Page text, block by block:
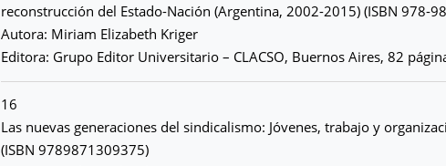
reconstrucción del Estado-Nación (Argentina, 2002-2015) (ISBN 978-
Autora: Miriam Elizabeth Kriger
Editora: Grupo Editor Universitario – CLACSO, Buernos Aires, 82
16
Las nuevas generaciones del sindicalismo: Jóvenes, trabajo y
(ISBN 9789871309375)